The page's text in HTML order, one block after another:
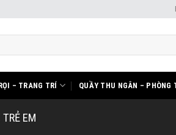
– TRANG TRÍ QUẦY THU NGÂN – PHÒNG
EM